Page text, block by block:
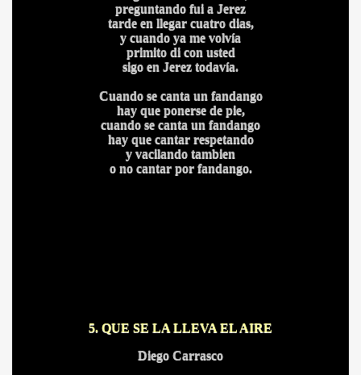
preguntando fui a Jerez
tarde en llegar cuatro dias,
y cuando ya me volvía
primito di con usted
sigo en Jerez todavía.
Cuando se canta un fandango
hay que ponerse de pie,
cuando se canta un fandango
hay que cantar respetando
y vacilando tambien
o no cantar por fandango.
5. QUE SE LA LLEVA EL AIRE
Diego Carrasco